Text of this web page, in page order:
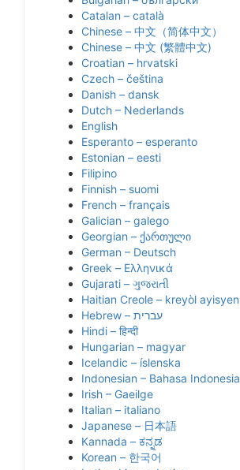
Catalan – català
Chinese – 中文（简体中文）
Chinese – 中文 (繁體中文)
Croatian – hrvatski
Czech – čeština
Danish – dansk
Dutch – Nederlands
English
Esperanto – esperanto
Estonian – eesti
Filipino
Finnish – suomi
French – français
Galician – galego
Georgian – ქართული
German – Deutsch
Greek – Ελληνικά
Gujarati – ગુજરાતી
Haitian Creole – kreyòl ayisyen
Hindi – हिन्दी
Hungarian – magyar
Icelandic – íslenska
Indonesian – Bahasa Indonesia
Irish – Gaeilge
Italian – italiano
Japanese – 日本語
Kannada – ಕನ್ನಡ
Korean – 한국어